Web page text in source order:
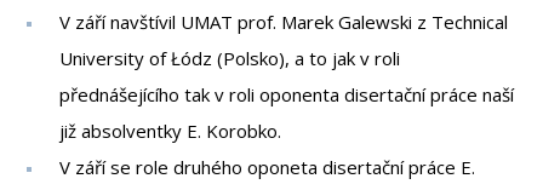
V září navštívil UMAT prof. Marek Galewski z Technical
University of Łódz (Polsko), a to jak v roli
přednášejícího tak v roli oponenta disertační práce naší
již absolventky E. Korobko.
V září se role druhého oponeta disertační práce E.